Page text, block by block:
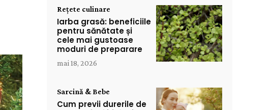
Rețete culinare
Iarba grasă: beneficiile
pentru sănătate și
cele mai gustoase
moduri de preparare
mai 18, 2026
Sarcină & Bebe
Cum previi durerile de